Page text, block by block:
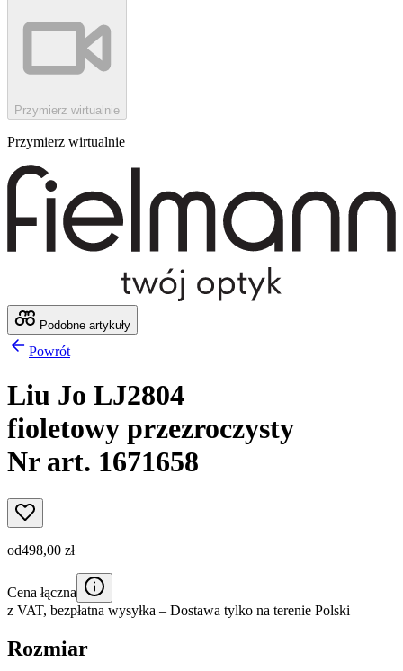
Przymierz wirtualnie
Przymierz wirtualnie
Podobne artykuły
Powrót
Liu Jo LJ2804
fioletowy przezroczysty
Nr art. 1671658
od498,00 zł
Cena łączna
z VAT, bezpłatna wysyłka – Dostawa tylko na terenie Polski
Rozmiar